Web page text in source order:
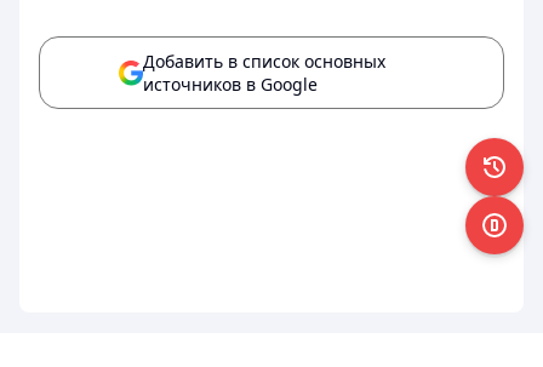
Добавить в список основных
источников в Google